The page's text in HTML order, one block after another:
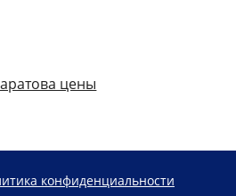
цены
конфиденциальности